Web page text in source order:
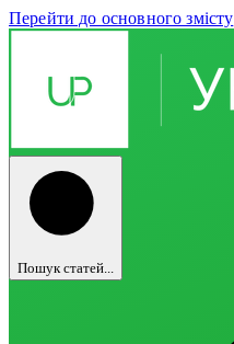
Перейти до основного змісту
Пошук статей...